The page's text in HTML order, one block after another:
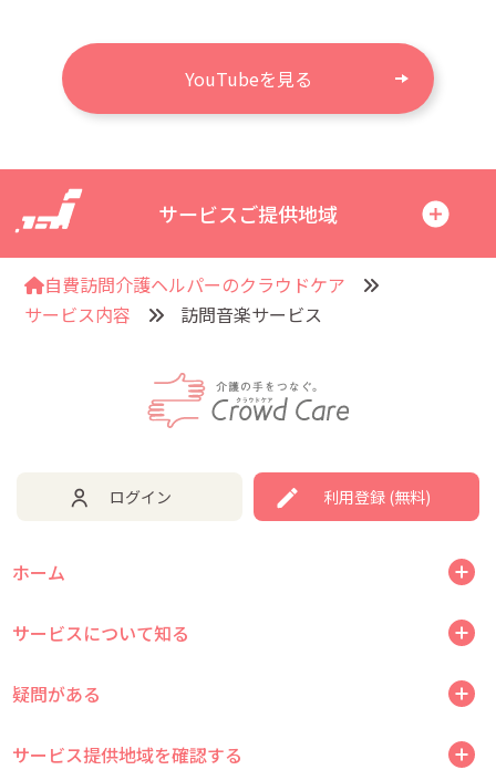
YouTubeを見る
サービスご提供地域
自費訪問介護ヘルパーのクラウドケア
サービス内容
訪問音楽サービス
ログイン 利用登録 (無料)
ホーム
サービスについて知る
疑問がある
サービス提供地域を確認する